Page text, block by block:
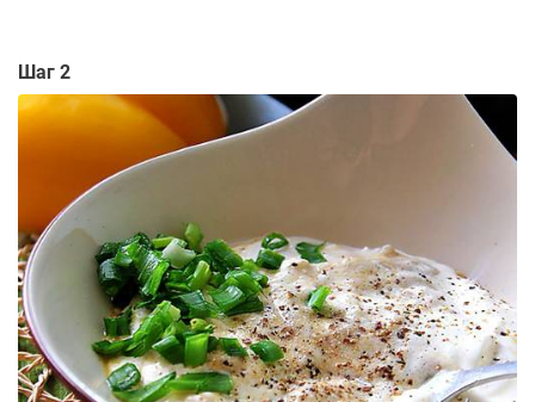
Шаг 2